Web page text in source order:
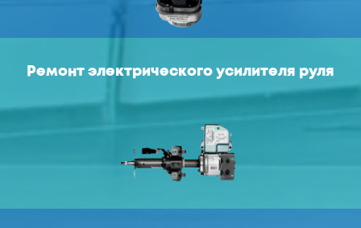
Ремонт электрического усилителя руля